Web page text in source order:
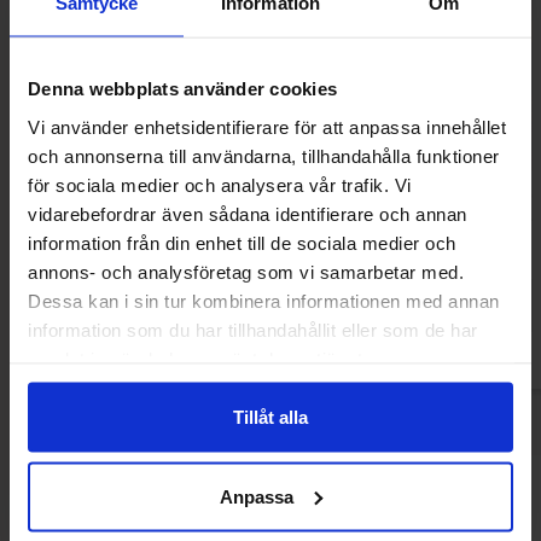
Denna webbplats använder cookies
Vi använder enhetsidentifierare för att anpassa innehållet
och annonserna till användarna, tillhandahålla funktioner
för sociala medier och analysera vår trafik. Vi
vidarebefordrar även sådana identifierare och annan
information från din enhet till de sociala medier och
annons- och analysföretag som vi samarbetar med.
Dessa kan i sin tur kombinera informationen med annan
information som du har tillhandahållit eller som de har
Tillåt alla
Anpassa
Estrella Chips Sourcream & Onion Chips
175g
34.90 kr
Kjøp
OLW Hot Chili
Andre kjøpte også